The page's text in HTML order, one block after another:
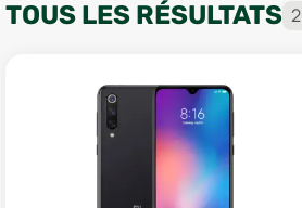
TOUS LES RÉSULTATS 2